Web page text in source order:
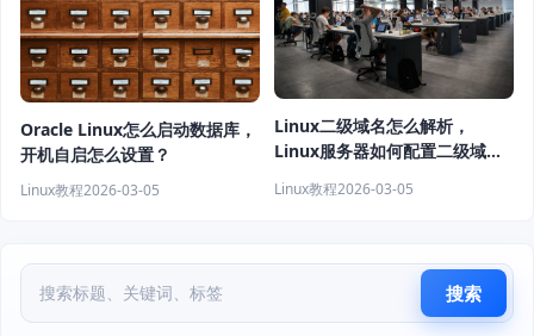
Oracle Linux怎么启动数据库，
开机自启怎么设置？
Linux教程2026-03-05
Linux二级域名怎么解析，
Linux服务器如何配置二级域
Linux教程2026-03-05
搜索